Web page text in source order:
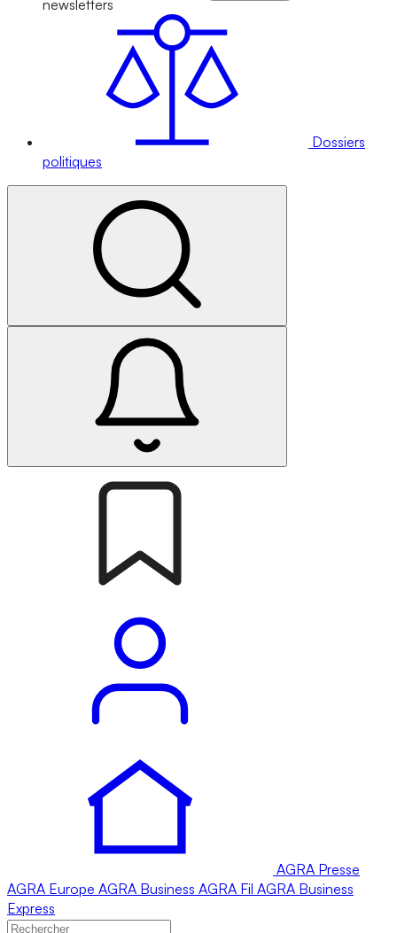
newsletters
Dossiers
politiques
AGRA Presse
AGRA Europe AGRA Business AGRA Fil AGRA Business
Express